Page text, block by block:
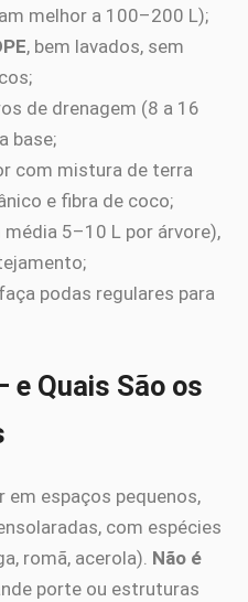
melhor a 100–200 L);
, bem lavados, sem
de drenagem (8 a 16
base;
com mistura de terra
e fibra de coco;
5–10 L por árvore),
podas regulares para
e Quais São os
em espaços pequenos,
com espécies
romã, acerola). Não é
porte ou estruturas